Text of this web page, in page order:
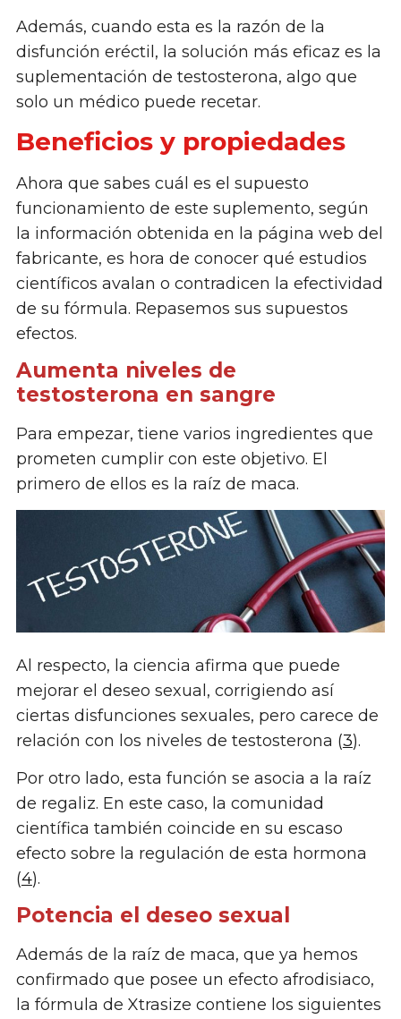
Además, cuando esta es la razón de la
disfunción eréctil, la solución más eficaz es la
suplementación de testosterona, algo que
solo un médico puede recetar.
Beneficios y propiedades
Ahora que sabes cuál es el supuesto
funcionamiento de este suplemento, según
la información obtenida en la página web del
fabricante, es hora de conocer qué estudios
científicos avalan o contradicen la efectividad
de su fórmula. Repasemos sus supuestos
efectos.
Aumenta niveles de
testosterona en sangre
Para empezar, tiene varios ingredientes que
prometen cumplir con este objetivo. El
primero de ellos es la raíz de maca.
Al respecto, la ciencia afirma que puede
mejorar el deseo sexual, corrigiendo así
ciertas disfunciones sexuales, pero carece de
relación con los niveles de testosterona (3).
Por otro lado, esta función se asocia a la raíz
de regaliz. En este caso, la comunidad
científica también coincide en su escaso
efecto sobre la regulación de esta hormona
(4).
Potencia el deseo sexual
Además de la raíz de maca, que ya hemos
confirmado que posee un efecto afrodisiaco,
la fórmula de Xtrasize contiene los siguientes